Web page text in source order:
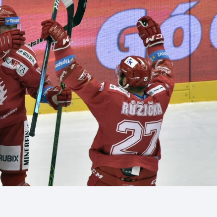
Moderní pětiboj
Motorsport
Olympijské hry
Parasport
Plavání
Plážový volejbal
Triatlon
Veslování
Vodní slalom
Volejbal
Ostatní